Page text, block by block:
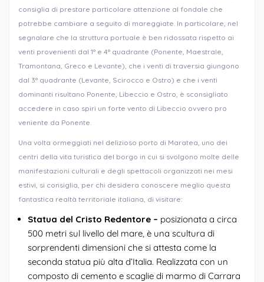
consiglia di prestare particolare attenzione al fondale che
potrebbe cambiare a seguito di mareggiate. In particolare, nel
segnalare che la struttura portuale è ben ridossata rispetto ai
venti provenienti dal 1° e 4° quadrante (Ponente, Maestrale,
Tramontana, Greco e Levante), che i venti di traversia giungono
dal 3° quadrante (Levante, Scirocco e Ostro) e che i venti
dominanti risultano Ponente, Libeccio e Ostro, è sconsigliato
accedere in caso spiri un forte vento di Libeccio ovvero pro
veniente da Ponente.
Una volta ormeggiati nel delizioso porto di Maratea, uno dei
centri della vita turistica del borgo in cui si svolgono molte delle
manifestazioni culturali e degli spettacoli organizzati nei mesi
estivi, si consiglia, per chi desidera conoscere meglio questa
fantastica realtà territoriale italiana, di visitare:
Statua del Cristo Redentore – posizionata a circa
500 metri sul livello del mare, è una scultura di
sorprendenti dimensioni che si attesta come la
seconda statua più alta d’Italia. Realizzata con un
composto di cemento e scaglie di marmo di Carrara